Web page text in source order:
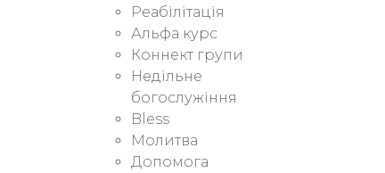
Реабілітація
Альфа курс
Коннект групи
Недільне
богослужіння
Bless
Молитва
Допомога